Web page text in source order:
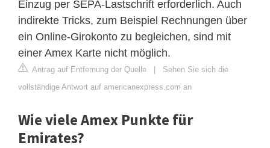
Einzug per SEPA-Lastschrift erforderlich. Auch
indirekte Tricks, zum Beispiel Rechnungen über
ein Online-Girokonto zu begleichen, sind mit
einer Amex Karte nicht möglich.
Antrag auf Entfernung der Quelle | Sehen Sie sich die
vollständige Antwort auf americanexpress.com an
Wie viele Amex Punkte für
Emirates?